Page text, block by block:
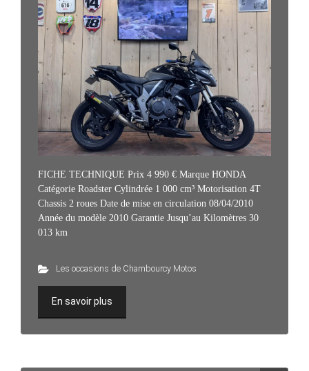
FICHE TECHNIQUE Prix 4 990 € Marque HONDA
Catégorie Roadster Cylindrée 1 000 cm³ Motorisation 4T
Chassis 2 roues Date de mise en circulation 08/04/2010
Année du modèle 2010 Garantie Jusqu’au Kilomètres 30
013 km
Les occasions de Chambourcy Motos
En savoir plus